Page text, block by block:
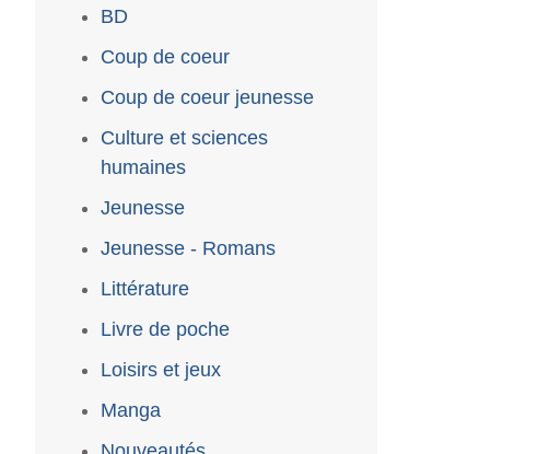
BD
Coup de coeur
Coup de coeur jeunesse
Culture et sciences
humaines
Jeunesse
Jeunesse - Romans
Littérature
Livre de poche
Loisirs et jeux
Manga